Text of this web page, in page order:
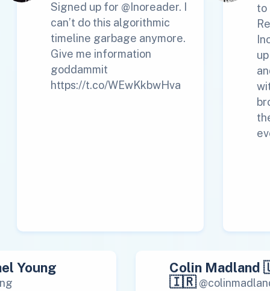
Signed up for @Inoreader. I
can’t do this algorithmic
timeline garbage anymore.
Give me information
goddammit
https://t.co/WEwKkbwHva
to
Young
Colin
🇮🇷